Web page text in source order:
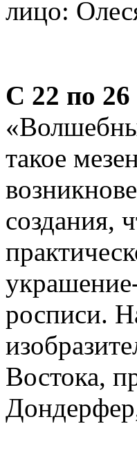
лицо:
С 22 по
такое
создания,
росписи.
Востока,